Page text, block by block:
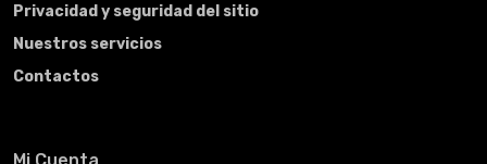
Privacidad y seguridad del sitio
Nuestros servicios
Contactos